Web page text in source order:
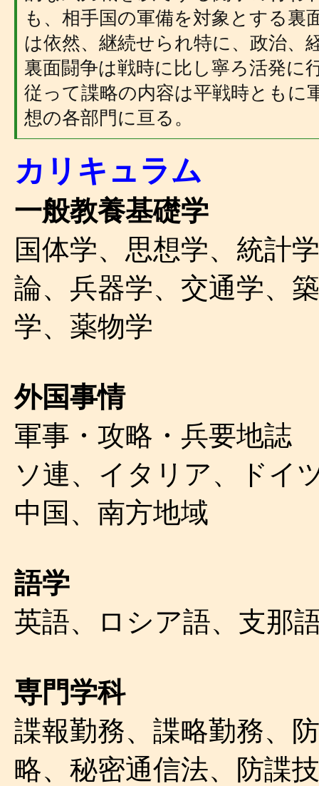
も、相手国の軍備を対象とする裏
は依然、継続せられ特に、政治、
裏面闘争は戦時に比し寧ろ活発に
従って諜略の内容は平戦時ともに
想の各部門に亘る。
カリキュラム
一般教養基礎学
国体学、思想学、統計
論、兵器学、交通学、
学、薬物学
外国事情
軍事・攻略・兵要地誌
ソ連、イタリア、ドイ
中国、南方地域
語学
英語、ロシア語、支那
専門学科
諜報勤務、諜略勤務、防
略、秘密通信法、防諜